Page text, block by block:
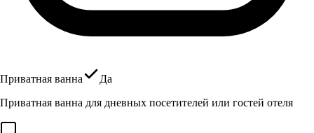
Приватная ванна
Да
Приватная ванна для дневных посетителей или гостей отеля